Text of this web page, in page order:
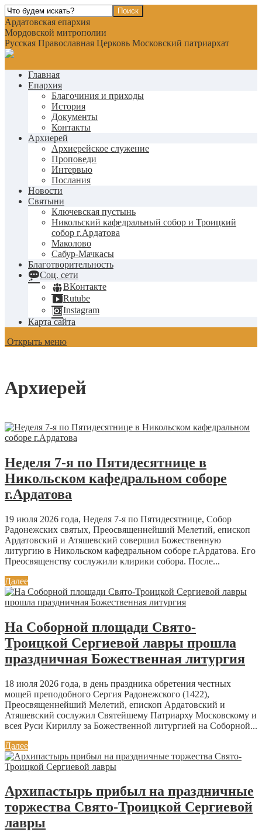
Ардатовская епархия
Мордовской митрополии
Русская Православная Церковь Московский патриархат
Главная
Епархия
Благочиния и приходы
История
Документы
Контакты
Архиерей
Архиерейское служение
Проповеди
Интервью
Послания
Новости
Святыни
Ключевская пустынь
Никольский кафедральный собор и Троицкий
собор г.Ардатова
Маколово
Сабур-Мачкасы
Благотворительность
Соц. сети
ВКонтакте
Rutube
Instagram
Карта сайта
Открыть меню
Архиерей
Неделя 7-я по Пятидесятнице в
Никольском кафедральном соборе
г.Ардатова
19 июля 2026 года, Неделя 7-я по Пятидесятнице, Собор
Радонежских святых, Преосвященнейший Мелетий, епископ
Ардатовский и Атяшевский совершил Божественную
литургию в Никольском кафедральном соборе г.Ардатова. Его
Преосвященству сослужили клирики собора. После...
Далее
На Соборной площади Свято-
Троицкой Сергиевой лавры прошла
праздничная Божественная литургия
18 июля 2026 года, в день праздника обретения честных
мощей преподобного Сергия Радонежского (1422),
Преосвященнейший Мелетий, епископ Ардатовский и
Атяшевский сослужил Святейшему Патриарху Московскому и
всея Руси Кириллу за Божественной литургией на Соборной...
Далее
Архипастырь прибыл на праздничные
торжества Свято-Троицкой Сергиевой
лавры